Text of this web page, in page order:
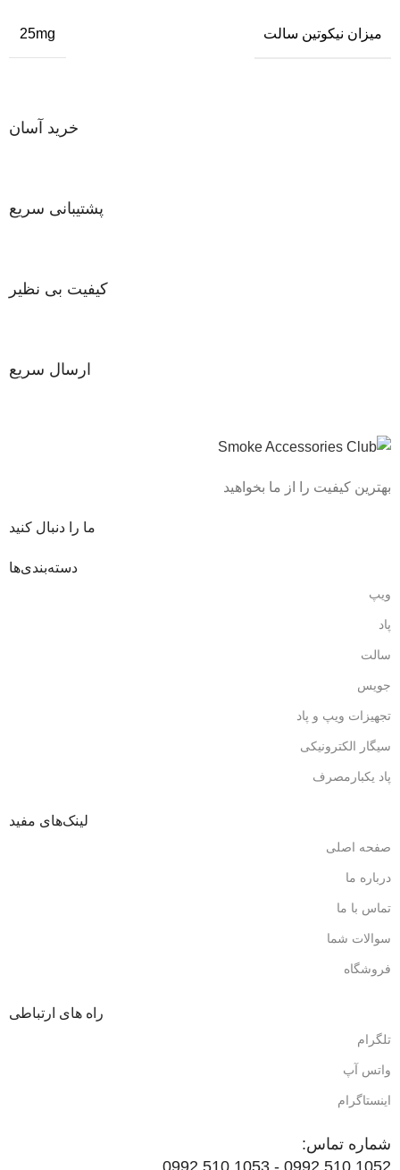
میزان نیکوتین سالت 25mg
خرید آسان
پشتیبانی سریع
کیفیت بی نظیر
ارسال سریع
بهترین کیفیت را از ما بخواهید
ما را دنبال کنید
دسته‌بندی‌ها
ویپ
پاد
سالت
جویس
تجهیزات ویپ و پاد
سیگار الکترونیکی
پاد یکبارمصرف
لینک‌های مفید
صفحه اصلی
درباره ما
تماس با ما
سوالات شما
فروشگاه
راه های ارتباطی
تلگرام
واتس آپ
اینستاگرام
شماره تماس:
1052 510 0992 - 1053 510 0992